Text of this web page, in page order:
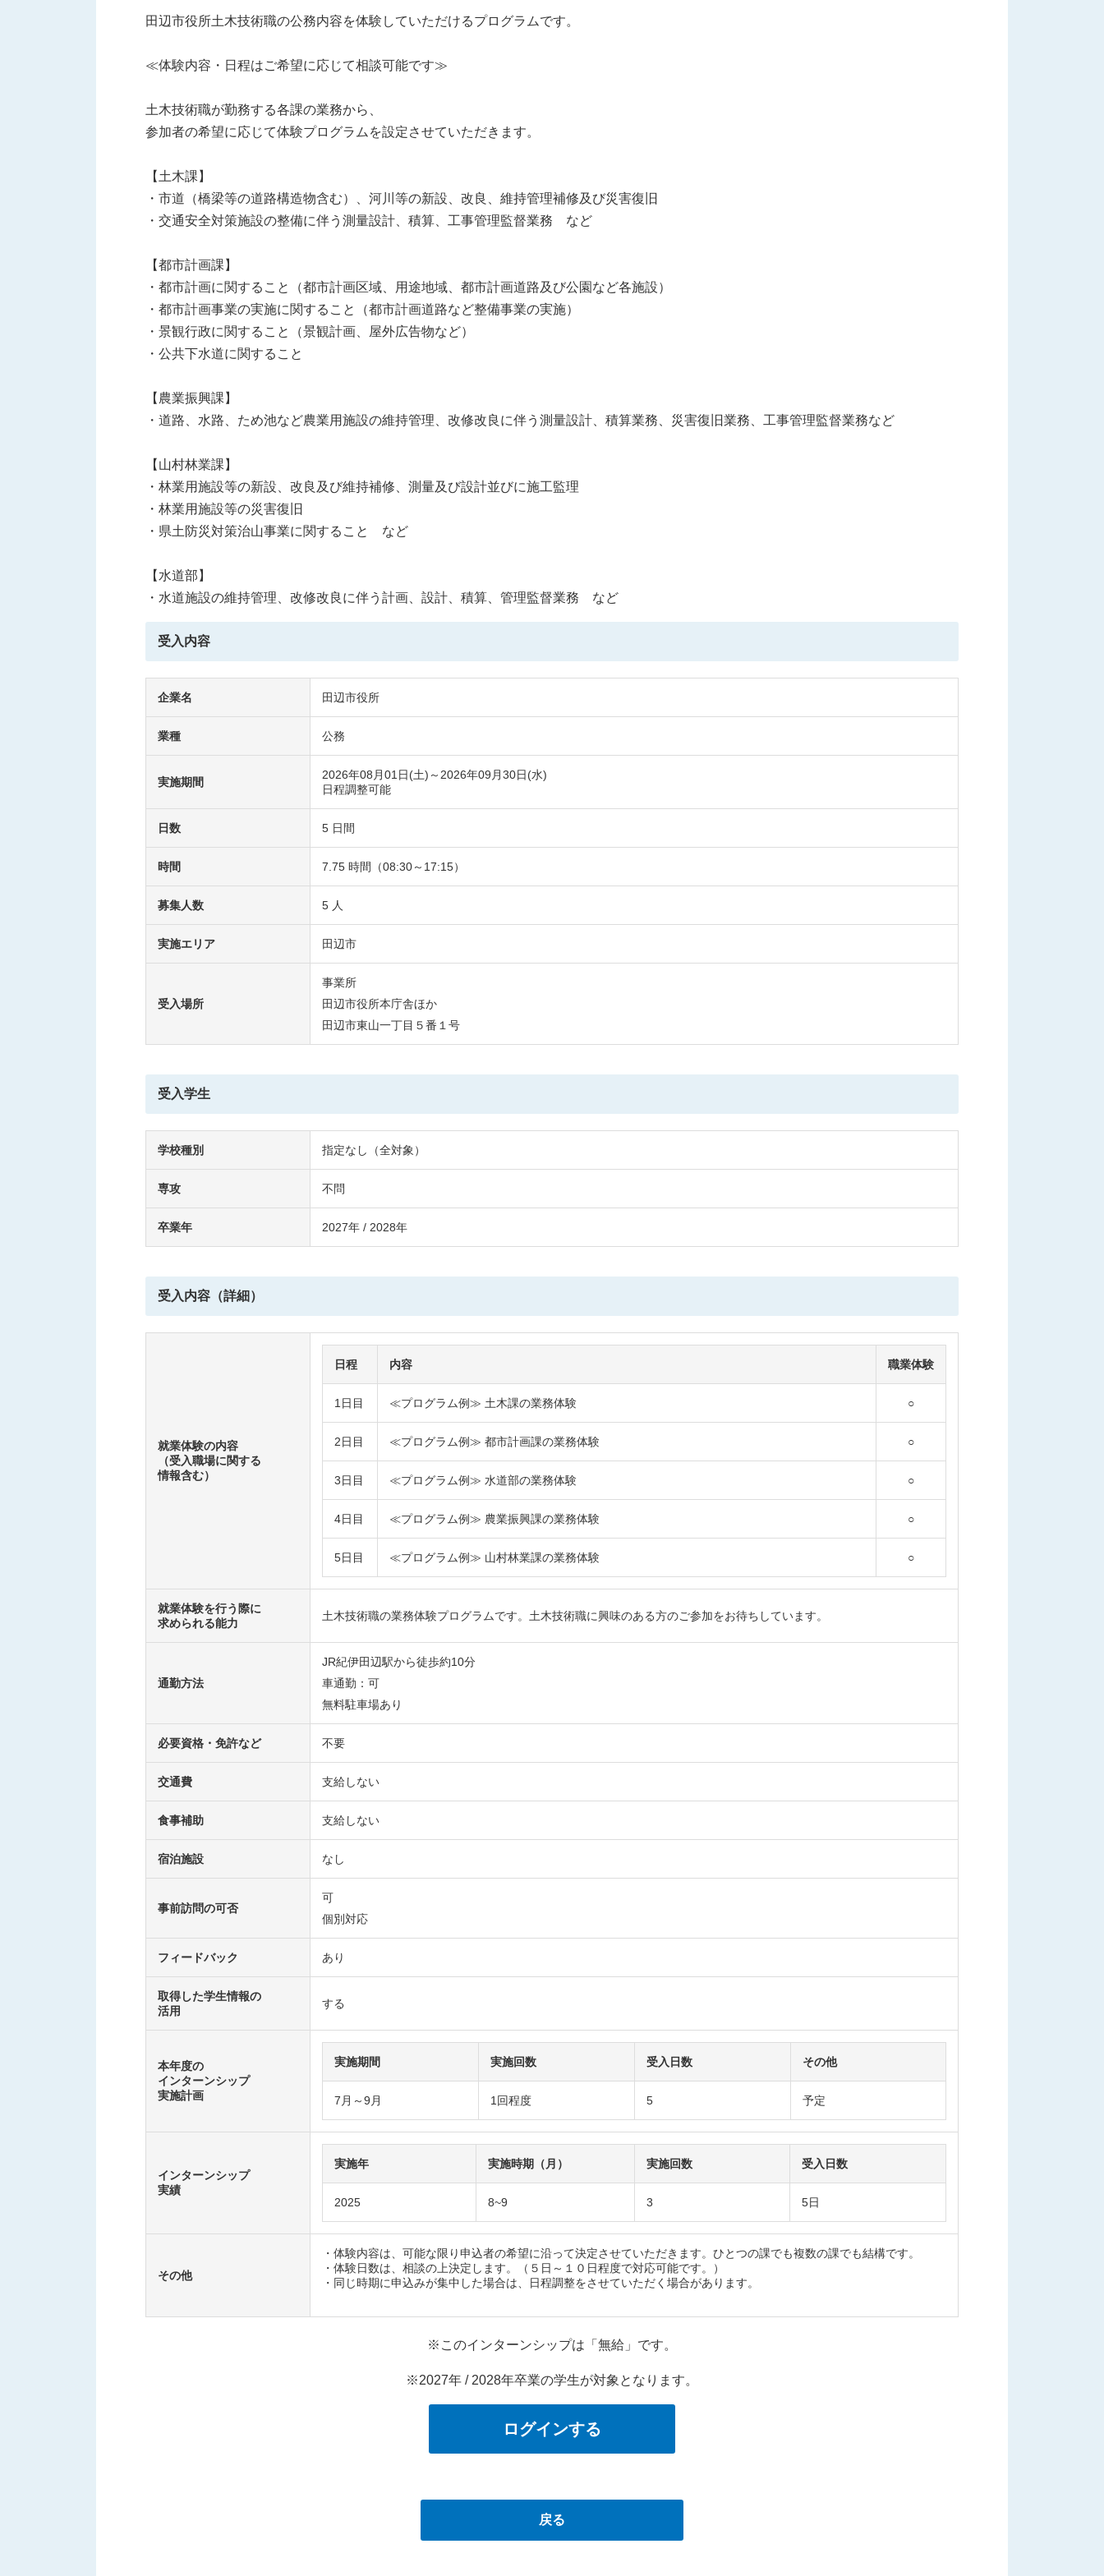
田辺市役所土木技術職の公務内容を体験していただけるプログラムです。
≪体験内容・日程はご希望に応じて相談可能です≫
土木技術職が勤務する各課の業務から、
参加者の希望に応じて体験プログラムを設定させていただきます。
【土木課】
・市道（橋梁等の道路構造物含む）、河川等の新設、改良、維持管理補修及び災害復旧
・交通安全対策施設の整備に伴う測量設計、積算、工事管理監督業務 など
【都市計画課】
・都市計画に関すること（都市計画区域、用途地域、都市計画道路及び公園など各施設）
・都市計画事業の実施に関すること（都市計画道路など整備事業の実施）
・景観行政に関すること（景観計画、屋外広告物など）
・公共下水道に関すること
【農業振興課】
・道路、水路、ため池など農業用施設の維持管理、改修改良に伴う測量設計、積算業務、災害復旧業務、工事管理監督業務など
【山村林業課】
・林業用施設等の新設、改良及び維持補修、測量及び設計並びに施工監理
・林業用施設等の災害復旧
・県土防災対策治山事業に関すること など
【水道部】
・水道施設の維持管理、改修改良に伴う計画、設計、積算、管理監督業務 など
受入内容
企業名 田辺市役所
業種 公務
実施期間
2026年08月01日(土)～2026年09月30日(水)
日程調整可能
日数 5 日間
時間 7.75 時間（08:30～17:15）
募集人数 5 人
実施エリア 田辺市
受入場所
事業所
田辺市役所本庁舎ほか
田辺市東山一丁目５番１号
受入学生
学校種別 指定なし（全対象）
専攻 不問
卒業年 2027年 / 2028年
受入内容（詳細）
就業体験の内容
（受入職場に関する
情報含む）
日程 内容 職業体験
1日目 ≪プログラム例≫ 土木課の業務体験 ○
2日目 ≪プログラム例≫ 都市計画課の業務体験 ○
3日目 ≪プログラム例≫ 水道部の業務体験 ○
4日目 ≪プログラム例≫ 農業振興課の業務体験 ○
5日目 ≪プログラム例≫ 山村林業課の業務体験 ○
就業体験を行う際に
求められる能力
土木技術職の業務体験プログラムです。土木技術職に興味のある方のご参加をお待ちしています。
通勤方法
JR紀伊田辺駅から徒歩約10分
車通勤：可
無料駐車場あり
必要資格・免許など 不要
交通費 支給しない
食事補助 支給しない
宿泊施設 なし
事前訪問の可否
可
個別対応
フィードバック あり
取得した学生情報の
活用
する
本年度の
インターンシップ
実施計画
実施期間 実施回数 受入日数 その他
7月～9月 1回程度 5 予定
インターンシップ
実績
実施年 実施時期（月） 実施回数 受入日数
2025 8~9 3 5日
その他
・体験内容は、可能な限り申込者の希望に沿って決定させていただきます。ひとつの課でも複数の課でも結構です。
・体験日数は、相談の上決定します。（５日～１０日程度で対応可能です。）
・同じ時期に申込みが集中した場合は、日程調整をさせていただく場合があります。
※このインターンシップは「無給」です。
※2027年 / 2028年卒業の学生が対象となります。
ログインする
戻る